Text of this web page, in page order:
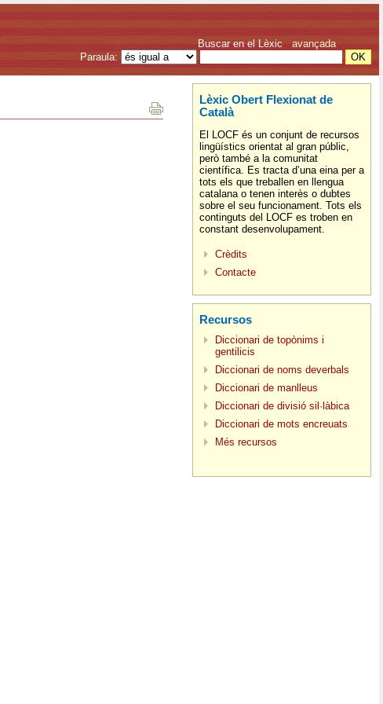
Buscar en el Lèxic avançada
Paraula:
Lèxic Obert Flexionat de
Català
El LOCF és un conjunt de recursos
lingüístics orientat al gran públic,
però també a la comunitat
científica. Es tracta d’una eina per a
tots els que treballen en llengua
catalana o tenen interès o dubtes
sobre el seu funcionament. Tots els
continguts del LOCF es troben en
constant desenvolupament.
Crèdits
Contacte
Recursos
Diccionari de topònims i
gentilicis
Diccionari de noms deverbals
Diccionari de manlleus
Diccionari de divisió sil·làbica
Diccionari de mots encreuats
Més recursos